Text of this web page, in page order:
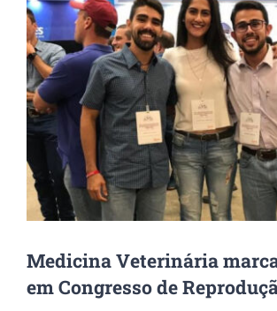
Image
Medicina Veterinária
em Congresso de